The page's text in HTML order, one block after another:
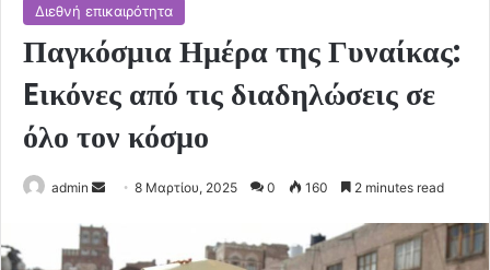
Διεθνή επικαιρότητα
Παγκόσμια Ημέρα της Γυναίκας:
Eικόνες από τις διαδηλώσεις σε
όλο τον κόσμο
admin
Send
email
8 Μαρτίου, 2025 0 160 2 minutes read